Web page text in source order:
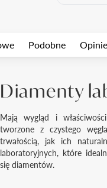
Podobne Opinie
Diamenty
Mają wygląd i
tworzone z czystego
trwałością, jak ich
laboratoryjnych, które
się diamentów.